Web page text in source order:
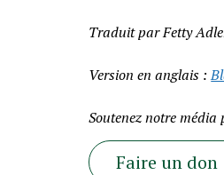
Traduit par Fetty
Version en anglais :
Soutenez notre
Faire un don